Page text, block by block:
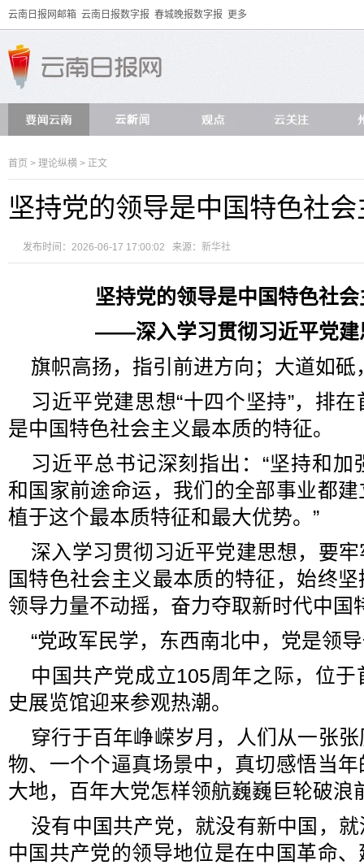
云南日报网邮箱 云南日报数字报 春城晚报数字报 更多
首页 > 理论纵横 > 正文
坚持党的领导是中国特色社
发布时间：2026-06-17 17:00:02 来源： 新华社
坚持党的领导是中国特色社
——深入学习贯彻习近平党建
旗帜高扬，指引前进方向；大道如砥
习近平党建思想“十四个坚持”，排
是中国特色社会主义最本质的特征。
习近平总书记深刻指出：“坚持和
和国家前途命运，我们的全部事业都
植于这个最本质特征和最大优势。”
深入学习贯彻习近平党建思想，要
国特色社会主义最本质的特征，始终
领导力量不动摇，奋力夺取新时代中国
“党政军民学，东西南北中，党是领
中国共产党成立105周年之际，位
史展览馆迎来参观热潮。
穿行于百年峥嵘岁月，人们从一张
物、一个个逼真场景中，真切感悟当
大地，百年大党怎样领航巍巍巨轮破浪
没有中国共产党，就没有新中国，
中国共产党的领导地位是在中国革命